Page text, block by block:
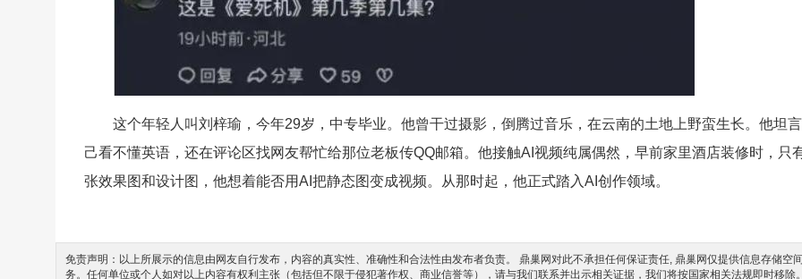
这个年轻人叫刘梓瑜，今年29岁，中专毕业。他曾干过摄影，倒腾过音乐，在云南的土地上野蛮生长。他坦
己看不懂英语，还在评论区找网友帮忙给那位老板传QQ邮箱。他接触AI视频纯属偶然，早前家里酒店装修时，只
张效果图和设计图，他想着能否用AI把静态图变成视频。从那时起，他正式踏入AI创作领域。
免责声明：以上所展示的信息由网友自行发布，内容的真实性、准确性和合法性由发布者负责。 鼎巢网对此不承担任何保证责任, 鼎巢网仅提供信息存储空
务。任何单位或个人如对以上内容有权利主张（包括但不限于侵犯著作权、商业信誉等），请与我们联系并出示相关证据，我们将按国家相关法规即时移除。